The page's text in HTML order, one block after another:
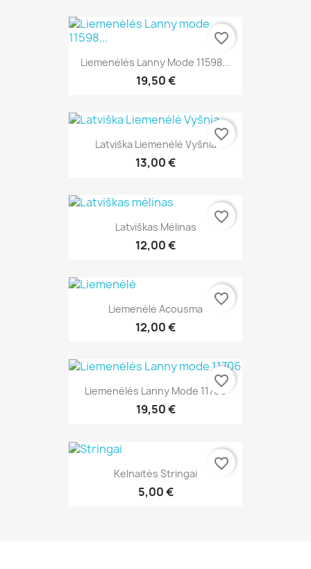
Liemenėlės Lanny Mode 11598...
19,50 €
favorite_border
Latviška Liemenėlė Vyšnia
13,00 €
favorite_border
Latviškas Mėlinas
12,00 €
favorite_border
Liemenėlė Acousma
12,00 €
favorite_border
Liemenėlės Lanny Mode 11706
19,50 €
favorite_border
Kelnaitės Stringai
5,00 €
favorite_border